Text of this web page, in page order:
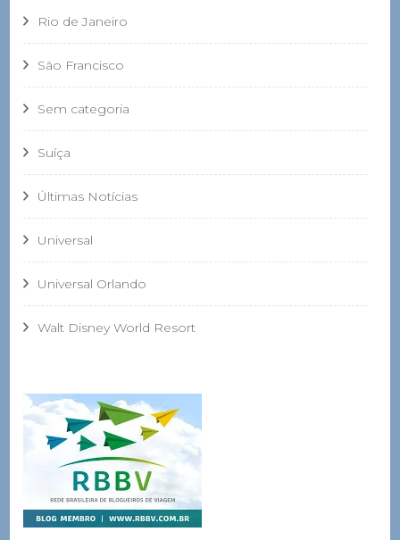
Rio de Janeiro
São Francisco
Sem categoria
Suíça
Últimas Notícias
Universal
Universal Orlando
Walt Disney World Resort